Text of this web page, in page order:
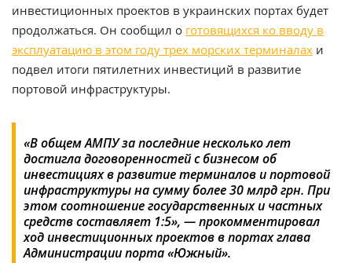
инвестиционных проектов в украинских портах будет
продолжаться. Он сообщил о готовящихся ко вводу в
эксплуатацию в этом году трех морских терминалах и
подвел итоги пятилетних инвестиций в развитие
портовой инфраструктуры.
«В общем АМПУ за последние несколько лет
достигла договоренностей с бизнесом об
инвестициях в развитие терминалов и портовой
инфраструктуры на сумму более 30 млрд грн. При
этом соотношение государственных и частных
средств составляет 1:5», — прокомментировал
ход инвестиционных проектов в портах глава
Администрации порта «Южный».